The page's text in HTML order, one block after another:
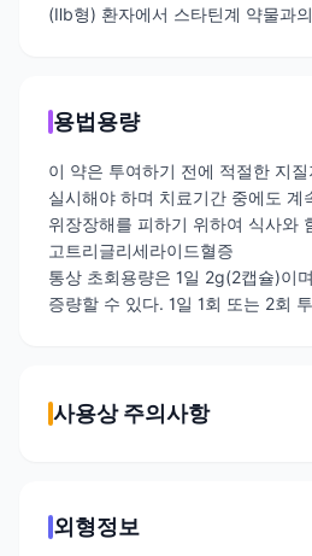
(Ⅱb형) 환자에서 스타틴계 약물과
용법용량
이 약은 투여하기 전에 적절한 지
실시해야 하며 치료기간 중에도 계
위장장해를 피하기 위하여 식사와
고트리글리세라이드혈증
통상 초회용량은 1일 2g(2캡슐)이
증량할 수 있다. 1일 1회 또는 2회
사용상 주의사항
외형정보